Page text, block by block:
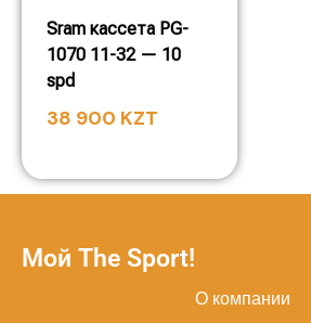
Sram кассета PG-
1070 11-32 — 10
spd
38 900 KZT
Мой The Sport!
О компании